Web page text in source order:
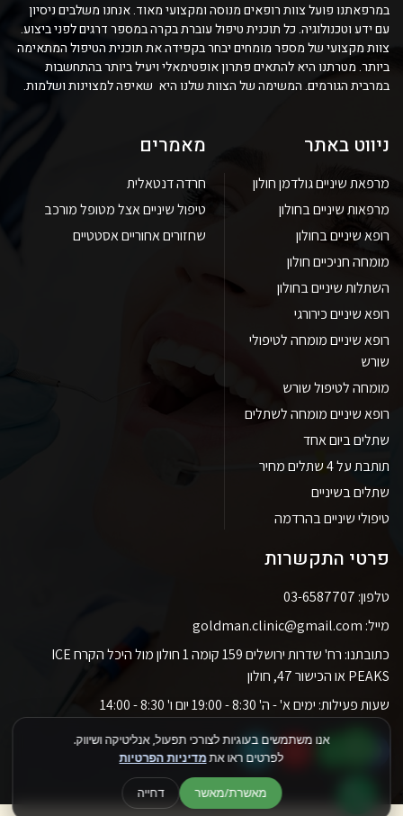
אנו משתמשים בעוגיות לצורכי תפעול, אנליטיקה ושיווק.
לפרטים ראו אתמדיניות הפרטיות
מאשרת/מאשר דחייה
במרפאתנו פועל צוות רופאים מנוסה ומקצועי מאוד. אנחנו משלבים ניסיון
עם ידע וטכנולוגיה. כל תוכנית טיפול עוברת בקרה במספר דרגים לפני ביצוע.
צוות מקצועי של מספר מומחים יבחר בקפידה את תוכנית הטיפול המתאימה
ביותר. מטרתנו היא להתאים פתרון אופטימאלי ויעיל ביותר בהתחשבות
במרבית הגורמים. המשימה של הצוות שלנו היא שאיפה למצוינות ושלמות.
ניווט באתר
מרפאת שיניים גולדמן חולון
מרפאות שיניים בחולון
רופא שיניים בחולון
מומחה חניכיים חולון
השתלות שיניים בחולון
רופא שיניים כירורגי
רופא שיניים מומחה לטיפולי
שורש
מומחה לטיפול שורש
רופא שיניים מומחה לשתלים
שתלים ביום אחד
תותבת על 4 שתלים מחיר
שתלים בשיניים
טיפולי שיניים בהרדמה
מאמרים
חרדה דנטאלית
טיפול שיניים אצל מטופל מורכב
שחזורים אחוריים אסטטיים
פרטי התקשרות
טלפון: 03-6587707
מייל: goldman.clinic@gmail.com
כתובתנו: רח' שדרות ירושלים 159 קומה 1 חולון מול היכל הקרח ICE
PEAKS או הכישור 47, חולון
שעות פעילות: ימים א' - ה' 8:30 - 19:00 יום ו' 8:30 - 14:00